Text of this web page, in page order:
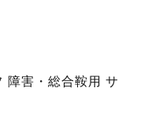
障害・総合鞍用 サ